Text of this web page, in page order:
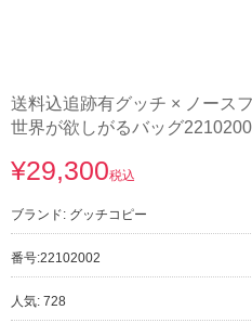
送料込追跡有グッチ × ノー
世界が欲しがるバッグ
¥29,300税込
ブランド: グッチコピー
番号:22102002
人気: 728